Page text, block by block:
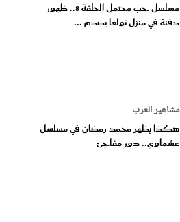
مسلسل حب محتمل الحلقة 8.. ظهور
دفنة في منزل تولغا يصدم ...
مشاهير العرب
هكذا يظهر محمد رمضان في مسلسل
عشماوي.. دور مفاجئ